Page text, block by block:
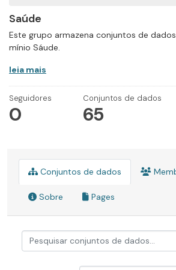
Saúde
Este grupo armazena conjuntos de
mínio Sáude.
leia mais
Seguidores
0
Conjuntos de dados
65
Conjuntos de dados
Sobre Pages